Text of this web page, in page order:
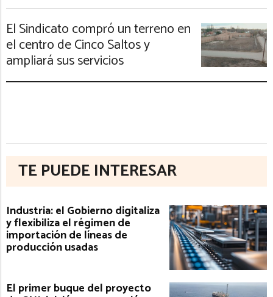
El Sindicato compró un terreno en
el centro de Cinco Saltos y
ampliará sus servicios
TE PUEDE INTERESAR
Industria: el Gobierno digitaliza
y flexibiliza el régimen de
importación de líneas de
producción usadas
El primer buque del proyecto